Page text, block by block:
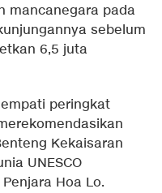
mancanegara pada
sebelum
6,5 juta
peringkat
Kekaisaran
UNESCO
Hoa Lo.